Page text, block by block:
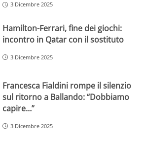
3 Dicembre 2025
Hamilton-Ferrari, fine dei giochi:
incontro in Qatar con il sostituto
3 Dicembre 2025
Francesca Fialdini rompe il silenzio
sul ritorno a Ballando: “Dobbiamo
capire…”
3 Dicembre 2025